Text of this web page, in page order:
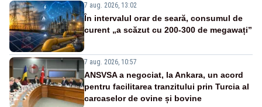
7 aug. 2026, 13:02
În intervalul orar de seară, consumul de
curent „a scăzut cu 200-300 de megawați”
7 aug. 2026, 10:57
ANSVSA a negociat, la Ankara, un acord
pentru facilitarea tranzitului prin Turcia al
carcaselor de ovine și bovine